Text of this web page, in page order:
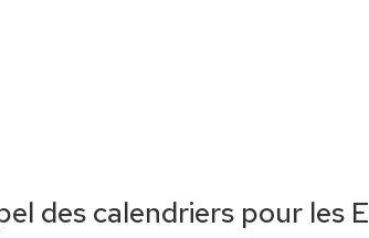
des calendriers pour les